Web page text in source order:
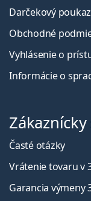
Darčekový poukaz
Obchodné
Vyhlásenie o
Informácie o
Časté otázky
Vrátenie tovaru v
Garancia výmeny